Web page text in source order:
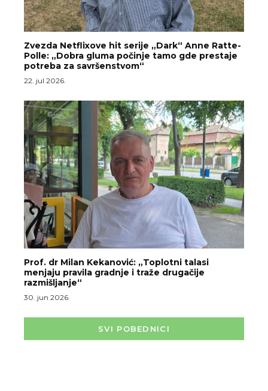
Zvezda Netflixove hit serije „Dark“ Anne Ratte-
Polle: „Dobra gluma počinje tamo gde prestaje
potreba za savršenstvom“
22. jul 2026.
Prof. dr Milan Kekanović: „Toplotni talasi
menjaju pravila gradnje i traže drugačije
razmišljanje“
30. jun 2026.
SVI POBEDNICI